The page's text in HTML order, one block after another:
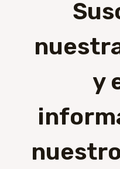
y